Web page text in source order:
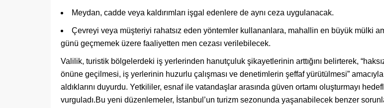
Meydan, cadde veya kaldırımları işgal edenlere de aynı ceza uygulanacak.
Çevreyi veya müşteriyi rahatsız eden yöntemler kullananlara, mahallin en büyük mülki
günü geçmemek üzere faaliyetten men cezası verilebilecek.
Valilik, turistik bölgelerdeki iş yerlerinden hanutçuluk şikayetlerinin arttığını belirterek,
önüne geçilmesi, iş yerlerinin huzurlu çalışması ve denetimlerin şeffaf yürütülmesi”
aldıklarını duyurdu. Yetkililer, esnaf ile vatandaşlar arasında güven ortamı oluşturmayı
vurguladı.Bu yeni düzenlemeler, İstanbul’un turizm sezonunda yaşanabilecek benzer